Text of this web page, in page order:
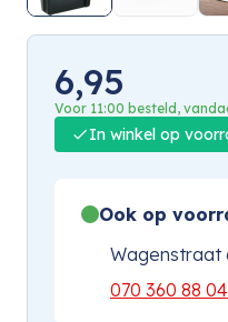
6,95
Voor 11:00 besteld,
In winkel op
Ook op
Wagenstraat
070 360 88 04